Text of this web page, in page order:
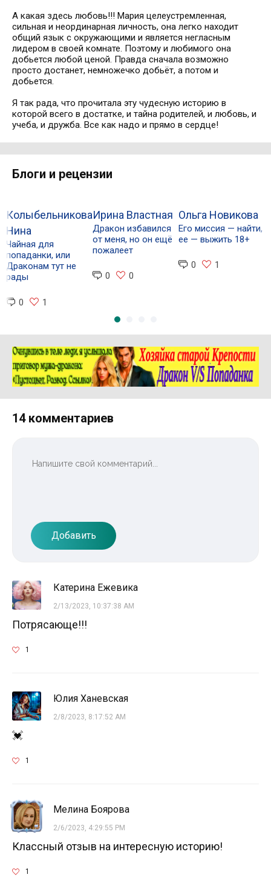
А какая здесь любовь!!! Мария целеустремленная,
сильная и неординарная личность, она легко находит
общий язык с окружающими и является негласным
лидером в своей комнате. Поэтому и любимого она
добьется любой ценой. Правда сначала возможно
просто достанет, немножечко добьёт, а потом и
добьется.
Я так рада, что прочитала эту чудесную историю в
которой всего в достатке, и тайна родителей, и любовь, и
учеба, и дружба. Все как надо и прямо в сердце!
Блоги и рецензии
Колыбельникова
Нина
Чайная для
попаданки, или
Драконам тут не
рады
0 1
Ирина Властная
Дракон избавился
от меня, но он ещё
пожалеет
0 0
Ольга Новикова
Его миссия — найти,
ее — выжить 18+
0 1
Реклама 16+ АО «ЛитГород»
14 комментариев
Добавить
Катерина Ежевика
2/13/2023, 10:37:38 AM
Потрясающе!!!
1
Юлия Ханевская
2/8/2023, 8:17:52 AM
💓
1
Мелина Боярова
2/6/2023, 4:29:55 PM
Классный отзыв на интересную историю!
1